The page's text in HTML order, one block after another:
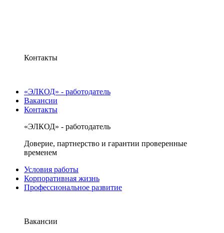
Контакты
«ЭЛКОД» - работодатель
Вакансии
Контакты
«ЭЛКОД» - работодатель
Доверие, партнерство и гарантии проверенные
временем
Условия работы
Корпоративная жизнь
Профессиональное развитие
Вакансии